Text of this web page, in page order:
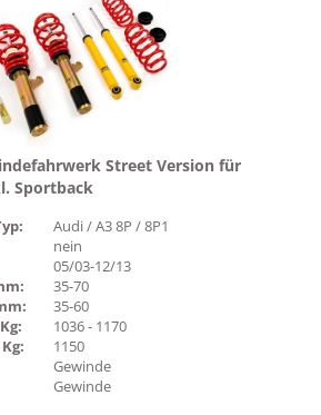
Street Version für
Sportback
Audi / A3 8P / 8P1
nein
05/03-12/13
35-70
35-60
1036 - 1170
1150
Gewinde
Gewinde